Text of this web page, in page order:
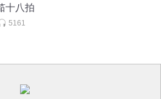
十八拍
5161